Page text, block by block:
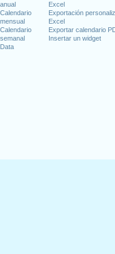
anual
Calendario
mensual
Calendario
semanal
Data
Excel
Exportación
Excel
Exportar calendario
Insertar un widget
laborables para 2024
2023 in Suiza (Zürich)?